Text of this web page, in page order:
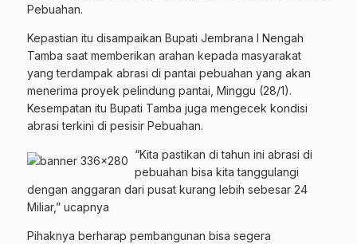
Pebuahan.
Kepastian itu disampaikan Bupati Jembrana I Nengah
Tamba saat memberikan arahan kepada masyarakat
yang terdampak abrasi di pantai pebuahan yang akan
menerima proyek pelindung pantai, Minggu (28/1).
Kesempatan itu Bupati Tamba juga mengecek kondisi
abrasi terkini di pesisir Pebuahan.
“Kita pastikan di tahun ini abrasi di
pebuahan bisa kita tanggulangi
dengan anggaran dari pusat kurang lebih sebesar 24
Miliar,” ucapnya
Pihaknya berharap pembangunan bisa segera